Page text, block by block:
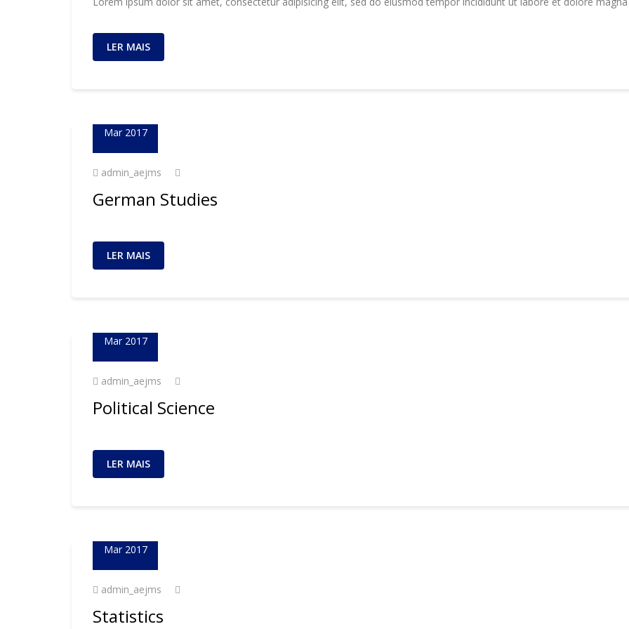
LER MAIS
Mar 2017
admin_aejms
German Studies
LER MAIS
Mar 2017
admin_aejms
Political Science
LER MAIS
Mar 2017
admin_aejms
Statistics